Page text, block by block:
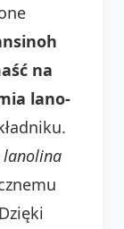
na
lano-
lanolina